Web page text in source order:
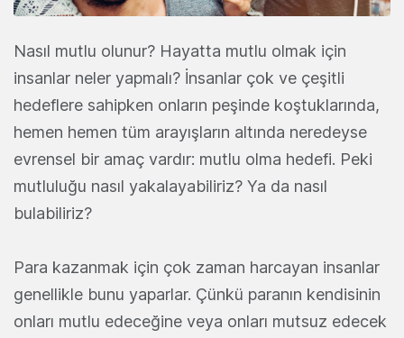
Nasıl mutlu olunur? Hayatta mutlu olmak için
insanlar neler yapmalı? İnsanlar çok ve çeşitli
hedeflere sahipken onların peşinde koştuklarında,
hemen hemen tüm arayışların altında neredeyse
evrensel bir amaç vardır: mutlu olma hedefi. Peki
mutluluğu nasıl yakalayabiliriz? Ya da nasıl
bulabiliriz?
Para kazanmak için çok zaman harcayan insanlar
genellikle bunu yaparlar. Çünkü paranın kendisinin
onları mutlu edeceğine veya onları mutsuz edecek